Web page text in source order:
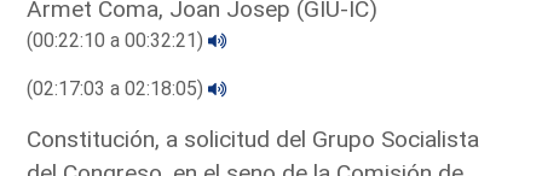
Armet Coma, Joan Josep (GIU-IC)
(00:22:10 a 00:32:21)
(02:17:03 a 02:18:05)
Constitución, a solicitud del Grupo Socialista